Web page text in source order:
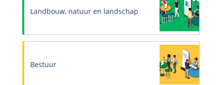
Landbouw, natuur en landschap
Bestuur